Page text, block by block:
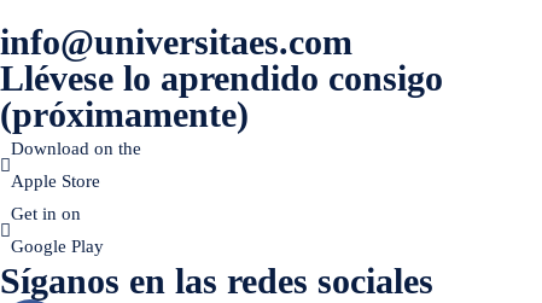
info@universitaes.com
Llévese lo aprendido consigo
(próximamente)
Download on the
Apple Store
Get in on
Google Play
Síganos en las redes sociales